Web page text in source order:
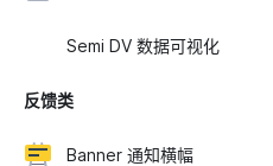
Semi DV 数据可视化
反馈类
Banner 通知横幅